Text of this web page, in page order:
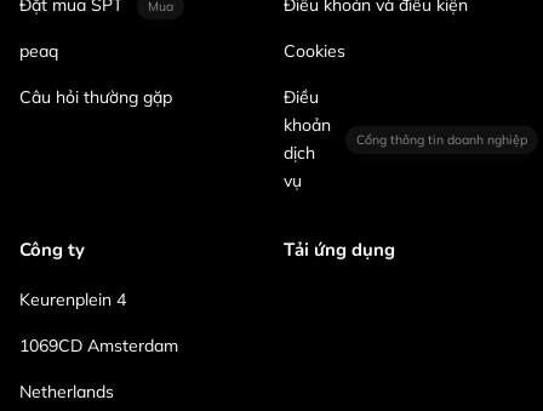
Đặt mua SPT Mua
peaq
Câu hỏi thường gặp
Điều khoản và điều kiện
Cookies
Điều
khoản
dịch
vụ
Cổng thông tin doanh nghiệp
Công ty
Keurenplein 4
1069CD Amsterdam
Netherlands
Tải ứng dụng